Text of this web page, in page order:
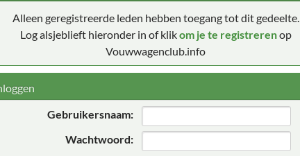
Alleen geregistreerde leden hebben toegang tot dit gedeelte.
Log alsjeblieft hieronder in of klikom je te registrerenop
Vouwwagenclub.info
Gebruikersnaam:
Wachtwoord: